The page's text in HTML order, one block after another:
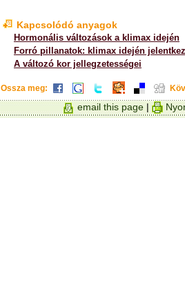
Kapcsolódó anyagok
Hormonális változások a klimax idején
Forró pillanatok: klimax idején
A változó kor jellegzetességei
Ossza meg:
email this page|